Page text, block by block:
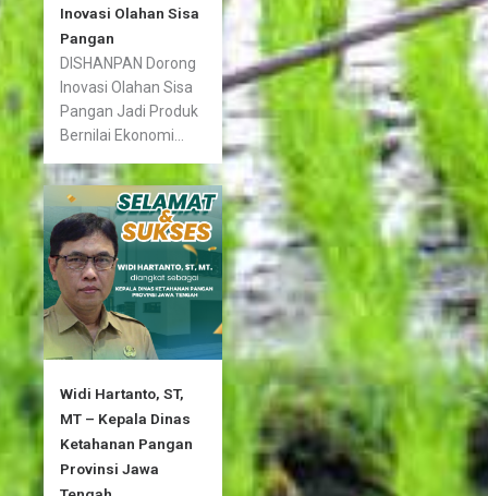
Inovasi Olahan Sisa
Pangan
DISHANPAN Dorong
Inovasi Olahan Sisa
Pangan Jadi Produk
Bernilai Ekonomi...
Widi Hartanto, ST,
MT – Kepala Dinas
Ketahanan Pangan
Provinsi Jawa